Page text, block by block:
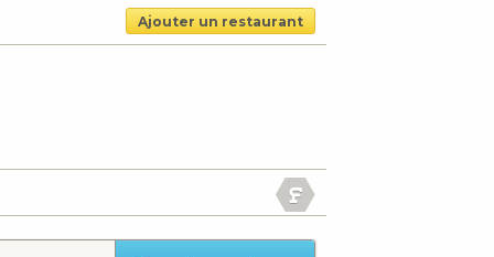
Ajouter un restaurant